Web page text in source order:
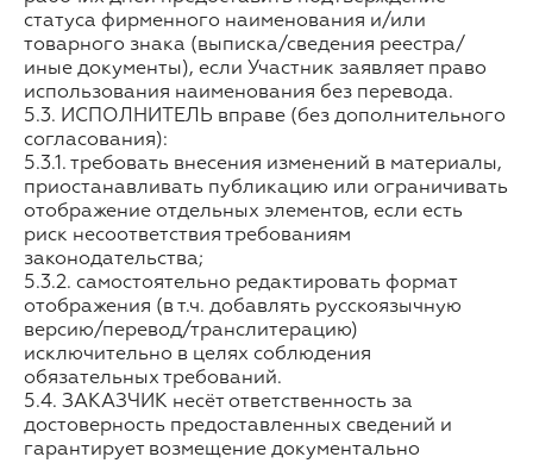
статуса фирменного наименования и/или
товарного знака (выписка/сведения реестра/
иные документы), если Участник заявляет право
использования наименования без перевода.
5.3. ИСПОЛНИТЕЛЬ вправе (без дополнительного
согласования):
5.3.1. требовать внесения изменений в материалы,
приостанавливать публикацию или ограничивать
отображение отдельных элементов, если есть
риск несоответствия требованиям
законодательства;
5.3.2. самостоятельно редактировать формат
отображения (в т.ч. добавлять русскоязычную
версию/перевод/транслитерацию)
исключительно в целях соблюдения
обязательных требований.
5.4. ЗАКАЗЧИК несёт ответственность за
достоверность предоставленных сведений и
гарантирует возмещение документально